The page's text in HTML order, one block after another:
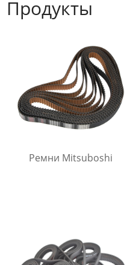
Продукты
Ремни Mitsuboshi